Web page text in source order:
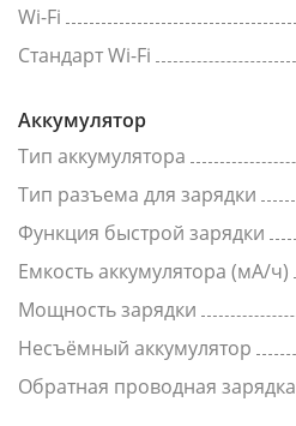
Wi-Fi
Стандарт Wi-Fi
Аккумулятор
Тип аккумулятора
Тип разъема для зарядки
Функция быстрой зарядки
Емкость аккумулятора (мА/ч)
Мощность зарядки
Несъёмный аккумулятор
Обратная проводная зарядка